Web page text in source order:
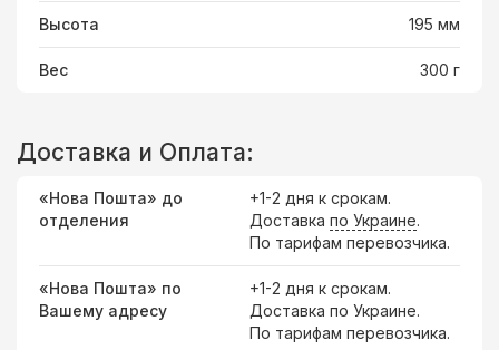
Высота 195 мм
Вес 300 г
Доставка и Оплата:
«Нова Пошта» до
отделения
+1-2 дня к срокам.
Доставка по Украине.
По тарифам перевозчика.
«Нова Пошта» по
Вашему адресу
+1-2 дня к срокам.
Доставка по Украине.
По тарифам перевозчика.